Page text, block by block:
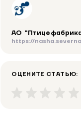
АО
https://
ОЦЕНИТЕ СТАТЬЮ: